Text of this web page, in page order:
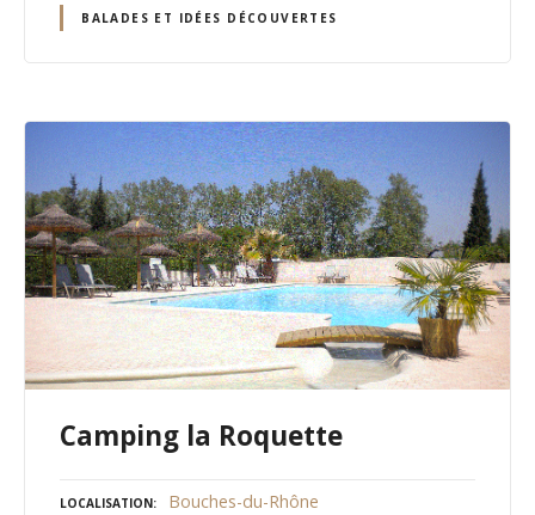
BALADES ET IDÉES DÉCOUVERTES
Camping la Roquette
LOCALISATION Bouches-du-Rhône